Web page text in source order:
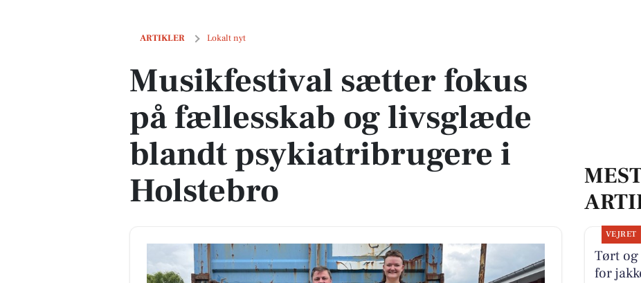
ARTIKLER Lokalt nyt
Musikfestival sætter fokus på fællesskab og livsglæde blandt psykiatribrugere i Holstebro
Musikfestival sætter fokus
på fællesskab og livsglæde
blandt psykiatribrugere i
Holstebro
VEJRET
Tørt
for